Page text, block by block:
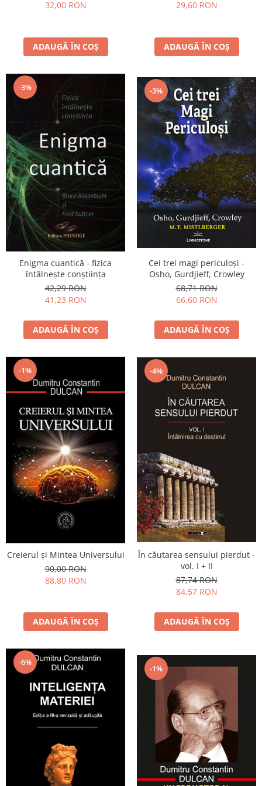
32,00 RON
ADAUGĂ ÎN COȘ
29,60 RON
ADAUGĂ ÎN COȘ
-3%
Enigma cuantică - fizica
întâlneşte conştiinţa
42,29 RON
41,23 RON
ADAUGĂ ÎN COȘ
-3%
Cei trei magi periculoşi -
Osho, Gurdjieff, Crowley
68,71 RON
66,60 RON
ADAUGĂ ÎN COȘ
-1%
Creierul şi Mintea Universului
90,00 RON
88,80 RON
ADAUGĂ ÎN COȘ
-4%
În căutarea sensului pierdut -
vol. I + II
87,74 RON
84,57 RON
ADAUGĂ ÎN COȘ
-6%
-1%